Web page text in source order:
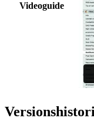
Videoguide